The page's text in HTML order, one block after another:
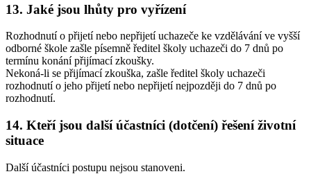
13. Jaké jsou lhůty pro vyřízení
Rozhodnutí o přijetí nebo nepřijetí uchazeče ke vzdělávání ve vyšší
odborné škole zašle písemně ředitel školy uchazeči do 7 dnů po
termínu konání přijímací zkoušky.
Nekoná-li se přijímací zkouška, zašle ředitel školy uchazeči
rozhodnutí o jeho přijetí nebo nepřijetí nejpozději do 7 dnů po
rozhodnutí.
14. Kteří jsou další účastníci (dotčení) řešení životní
situace
Další účastníci postupu nejsou stanoveni.